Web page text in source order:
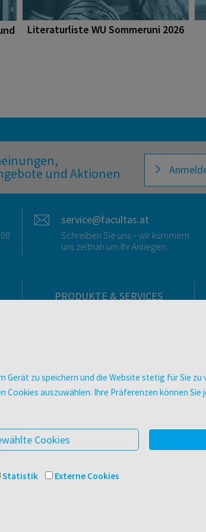
Literaturliste WU Sommeruni 2026
und Aktionen
service@facultas.at
Schreiben Sie uns – wir kümmern
uns zeitnah um Ihr Anliegen.
PRODUKTE & SERVICES
Druckerei facultas druckt.
Kopierservice
Buchhandels AG
zu speichern und die Website stetig für Sie zu
auszuwählen. Ihre Präferenzen können
Cookies
Statistik Externe Cookies